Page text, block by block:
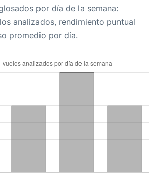
por día de la semana:
analizados, rendimiento puntual
promedio por día.